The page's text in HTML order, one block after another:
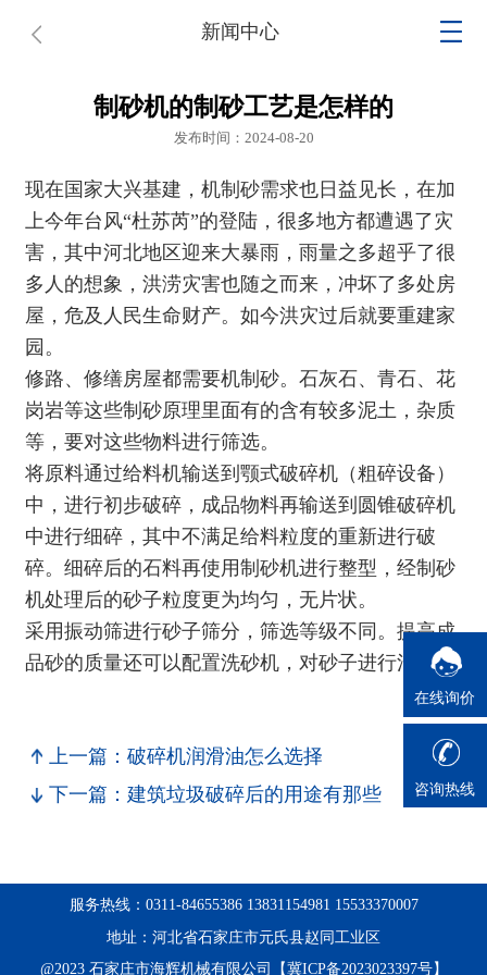
新闻中心
制砂机的制砂工艺是怎样的
发布时间：2024-08-20
现在国家大兴基建，机制砂需求也日益见长，在加
上今年台风“杜苏芮”的登陆，很多地方都遭遇了灾
害，其中河北地区迎来大暴雨，雨量之多超乎了很
多人的想象，洪涝灾害也随之而来，冲坏了多处房
屋，危及人民生命财产。如今洪灾过后就要重建家
园。
修路、修缮房屋都需要机制砂。石灰石、青石、花
岗岩等这些制砂原理里面有的含有较多泥土，杂质
等，要对这些物料进行筛选。
将原料通过给料机输送到颚式破碎机 （粗碎设备）
中，进行初步破碎，成品物料再输送到 圆锥破碎机
中进行细碎，其中不满足给料粒度的重新进行破
碎。细碎后的石料再使用制砂机进行整型，经制砂
机处理后的砂子粒度更为均匀，无片状。
采用振动筛进行砂子筛分，筛选等级不同。提高成
品砂的质量还可以配置洗砂机，对砂子进行清洗。
上一篇：破碎机润滑油怎么选择
下一篇：建筑垃圾破碎后的用途有那些
在线询价
咨询热线
服务热线：0311-84655386 13831154981 15533370007
地址：河北省石家庄市元氏县赵同工业区
@2023 石家庄市海辉机械有限公司【冀ICP备2023023397号】